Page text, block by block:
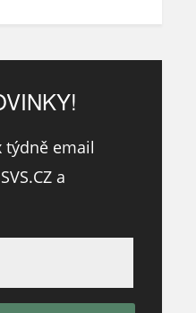
týdně email
a